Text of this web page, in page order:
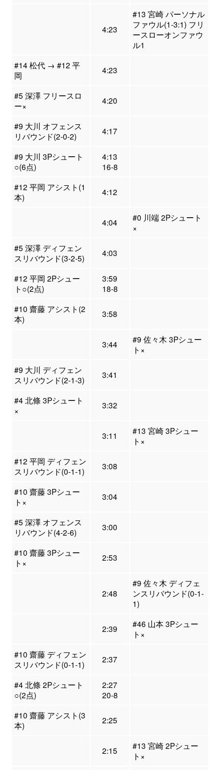
4:23
#13 宮崎 パーソナル
ファウル(1-3:1) フリ
ースローオンファウ
ル1
#14 松代 → #12 平
岡
4:23
#5 深澤 フリースロ
ー×
4:20
#9 大川 オフェンス
リバウンド(2-0-2)
4:17
#9 大川 3Pシュート
○(6点)
4:13
16-8
#12 平岡 アシスト(1
本)
4:12
4:04
#0 川端 2Pシュート
×
#5 深澤 ディフェン
スリバウンド(3-2-5)
4:03
#12 平岡 2Pシュー
ト○(2点)
3:59
18-8
#10 齋藤 アシスト(2
本)
3:58
3:44
#9 佐々木 3Pシュー
ト×
#9 大川 ディフェン
スリバウンド(2-1-3)
3:41
#4 北條 3Pシュート
×
3:32
3:11
#13 宮崎 3Pシュー
ト×
#12 平岡 ディフェン
スリバウンド(0-1-1)
3:08
#10 齋藤 3Pシュー
ト×
3:04
#5 深澤 オフェンス
リバウンド(4-2-6)
3:00
#10 齋藤 3Pシュー
ト×
2:53
2:48
#9 佐々木 ディフェ
ンスリバウンド(0-1-
1)
2:39
#46 山本 3Pシュー
ト×
#10 齋藤 ディフェン
スリバウンド(0-1-1)
2:37
#4 北條 2Pシュート
○(2点)
2:27
20-8
#10 齋藤 アシスト(3
本)
2:25
2:15
#13 宮崎 2Pシュー
ト×